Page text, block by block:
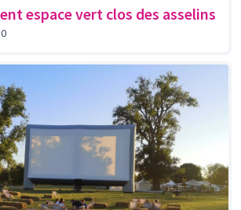
espace vert clos des asselins
0